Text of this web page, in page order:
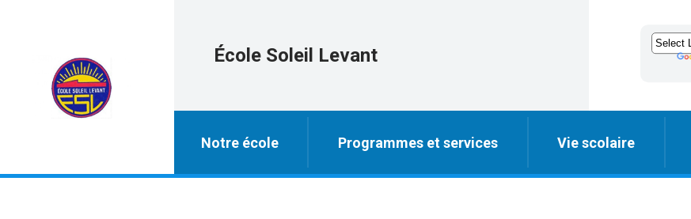
École Soleil Levant
Notre école Programmes et services Vie scolaire